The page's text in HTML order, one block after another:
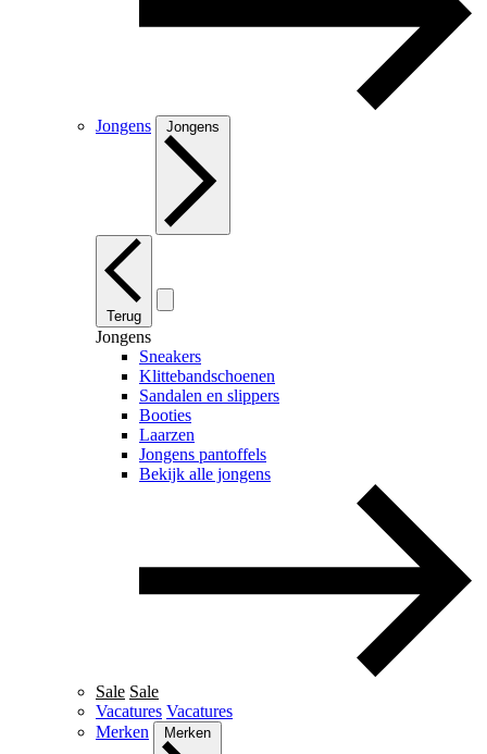
Jongens Jongens
Terug
Jongens
Sneakers
Klittebandschoenen
Sandalen en slippers
Booties
Laarzen
Jongens pantoffels
Bekijk alle jongens
Sale Sale
Vacatures Vacatures
Merken
Merken